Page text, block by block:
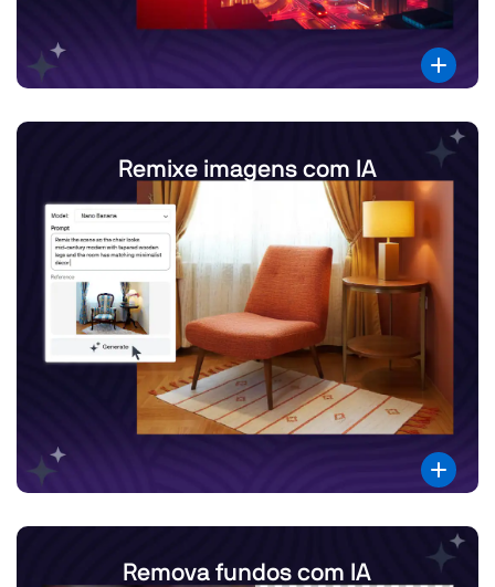
Remixe imagens com IA
Remova fundos com IA